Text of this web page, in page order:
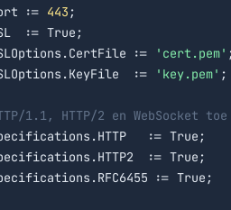
:=
443 ;
:= True;
:=
'cert.pem'
:=
'key.pem' ;
1.1, HTTP/2 en WebSocket
:= True;
:= True;
:= True;